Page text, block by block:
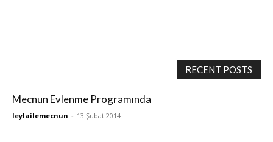
RECENT POSTS
Mecnun Evlenme Programında
leylailemecnun - 13 Şubat 2014